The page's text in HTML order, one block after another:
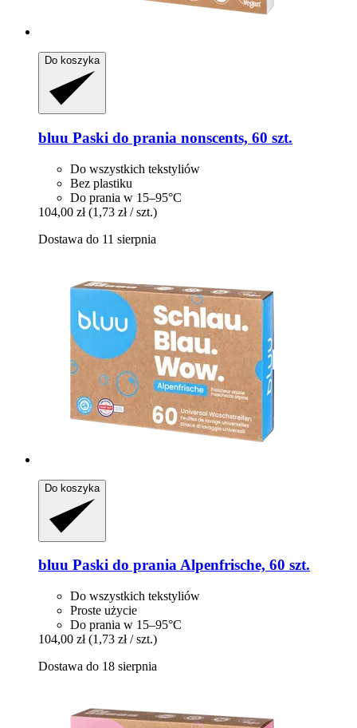
Do koszyka
bluu Paski do prania nonscents, 60 szt.
Do wszystkich tekstyliów
Bez plastiku
Do prania w 15–95°C
104,00 zł (1,73 zł / szt.)
Dostawa do 11 sierpnia
Do koszyka
bluu Paski do prania Alpenfrische, 60 szt.
Do wszystkich tekstyliów
Proste użycie
Do prania w 15–95°C
104,00 zł (1,73 zł / szt.)
Dostawa do 18 sierpnia